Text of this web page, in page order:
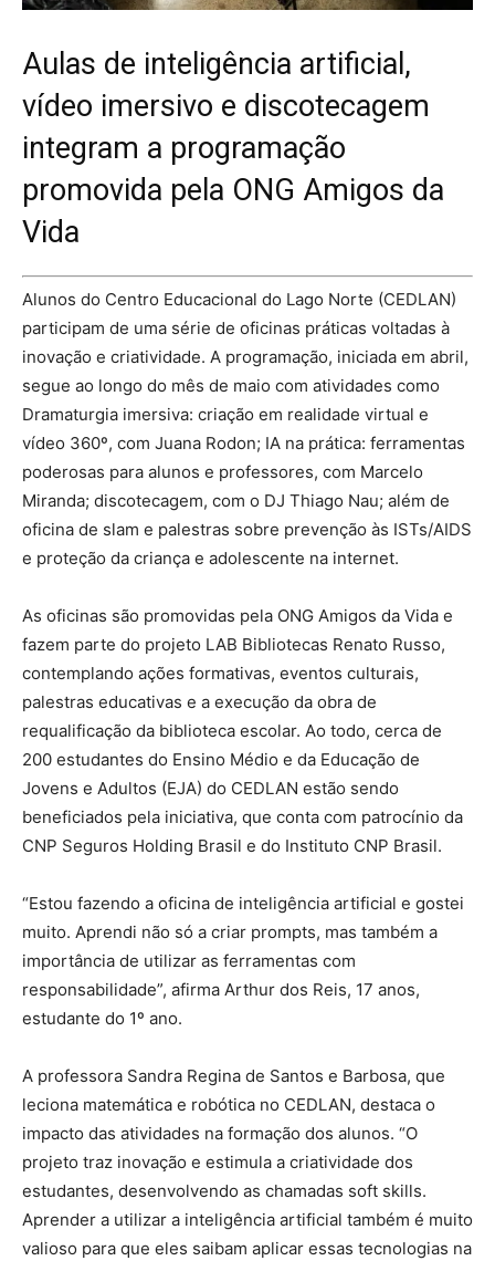
Aulas de inteligência artificial,
vídeo imersivo e discotecagem
integram a programação
promovida pela ONG Amigos da
Vida
Alunos do Centro Educacional do Lago Norte (CEDLAN)
participam de uma série de oficinas práticas voltadas à
inovação e criatividade. A programação, iniciada em abril,
segue ao longo do mês de maio com atividades como
Dramaturgia imersiva: criação em realidade virtual e
vídeo 360º, com Juana Rodon; IA na prática: ferramentas
poderosas para alunos e professores, com Marcelo
Miranda; discotecagem, com o DJ Thiago Nau; além de
oficina de slam e palestras sobre prevenção às ISTs/AIDS
e proteção da criança e adolescente na internet.
As oficinas são promovidas pela ONG Amigos da Vida e
fazem parte do projeto LAB Bibliotecas Renato Russo,
contemplando ações formativas, eventos culturais,
palestras educativas e a execução da obra de
requalificação da biblioteca escolar. Ao todo, cerca de
200 estudantes do Ensino Médio e da Educação de
Jovens e Adultos (EJA) do CEDLAN estão sendo
beneficiados pela iniciativa, que conta com patrocínio da
CNP Seguros Holding Brasil e do Instituto CNP Brasil.
“Estou fazendo a oficina de inteligência artificial e gostei
muito. Aprendi não só a criar prompts, mas também a
importância de utilizar as ferramentas com
responsabilidade”, afirma Arthur dos Reis, 17 anos,
estudante do 1º ano.
A professora Sandra Regina de Santos e Barbosa, que
leciona matemática e robótica no CEDLAN, destaca o
impacto das atividades na formação dos alunos. “O
projeto traz inovação e estimula a criatividade dos
estudantes, desenvolvendo as chamadas soft skills.
Aprender a utilizar a inteligência artificial também é muito
valioso para que eles saibam aplicar essas tecnologias na